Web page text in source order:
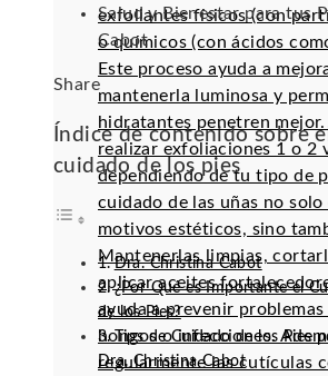
exfoliantes físicos (con
o químicos (con ácidos
Este proceso ayuda a
mantenerla luminosa y
hidratantes penetren
realizar exfoliaciones 1 o 2
dependiendo de tu tipo de
cuidado de las uñas no
motivos estéticos, sino
Mantenerlas limpias,
aplicar aceites
ayuda a prevenir
hongos o infecciones.
regularmente las cutículas
Salud y Bienestar para tus
Cabot
Facebook
Twitter
LinkedIn
Pinterest
Stumbleupon
Email
Share
Índice de contenido sobre
cuidado de los pies
Dra. Christina Cabot
¿Por Qué es Importante el
de los Pies?
Tips de Cuidado de los Pies
Dra. Christina Cabot